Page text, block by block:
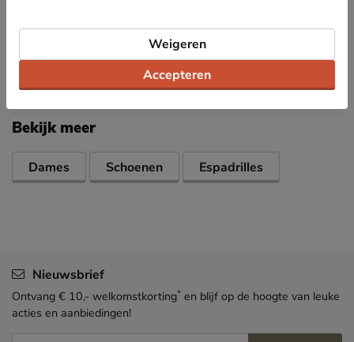
Specificaties
Bekijk meer
Dames Schoenen Espadrilles
Nieuwsbrief
Ontvang € 10,- welkomstkorting* en blijf op de hoogte van leuke
acties en aanbiedingen!
Accepteren
Weigeren